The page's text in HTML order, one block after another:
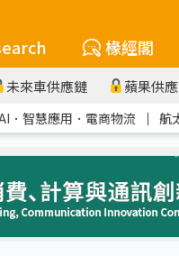
椽經閣
未來車供應鏈 蘋果供
．智慧應用．電商物流 ｜ 航